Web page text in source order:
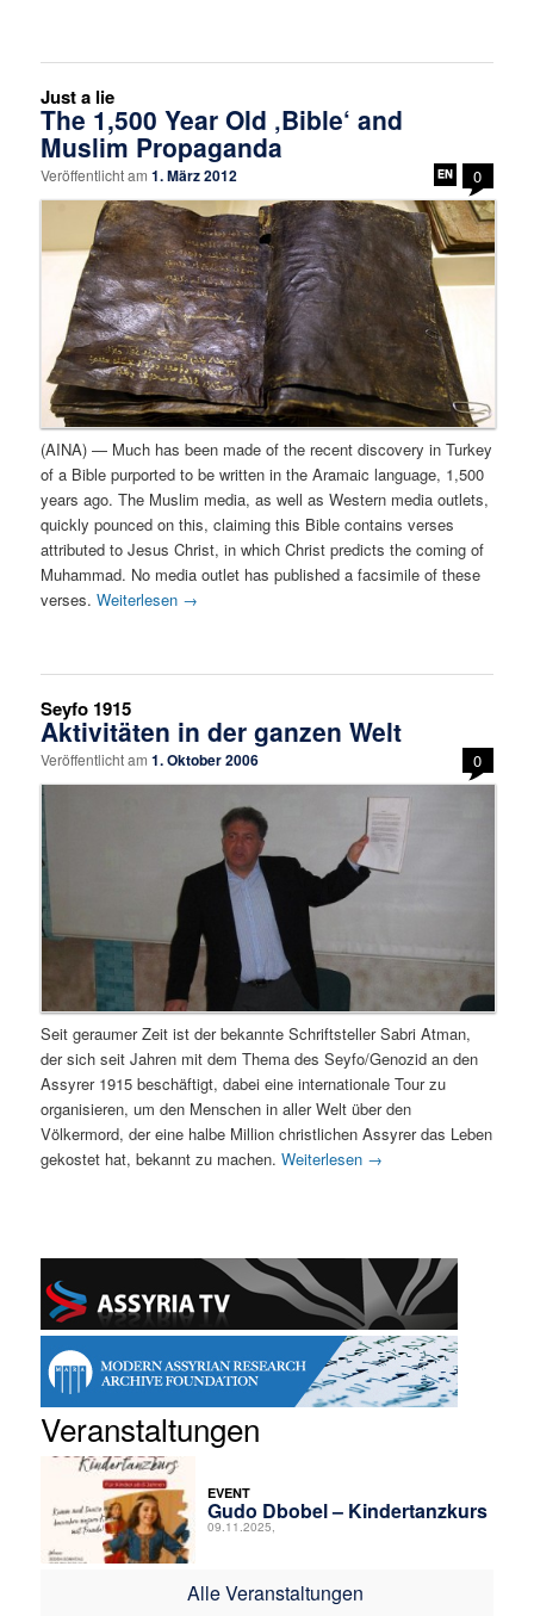
Just a lie
The 1,500 Year Old ‚Bible‘ and
Muslim Propaganda
Veröffentlicht am1. März 2012 0
(AINA) — Much has been made of the recent discovery in Turkey
of a Bible purported to be written in the Aramaic language, 1,500
years ago. The Muslim media, as well as Western media outlets,
quickly pounced on this, claiming this Bible contains verses
attributed to Jesus Christ, in which Christ predicts the coming of
Muhammad. No media outlet has published a facsimile of these
verses.Weiterlesen →
Seyfo 1915
Aktivitäten in der ganzen Welt
Veröffentlicht am1. Oktober 2006 0
Seit geraumer Zeit ist der bekannte Schriftsteller Sabri Atman,
der sich seit Jahren mit dem Thema des Seyfo/Genozid an den
Assyrer 1915 beschäftigt, dabei eine internationale Tour zu
organisieren, um den Menschen in aller Welt über den
Völkermord, der eine halbe Million christlichen Assyrer das Leben
gekostet hat, bekannt zu machen.Weiterlesen →
Veranstaltungen
EVENT
Gudo Dbobel – Kindertanzkurs
09.11.2025,
Alle Veranstaltungen